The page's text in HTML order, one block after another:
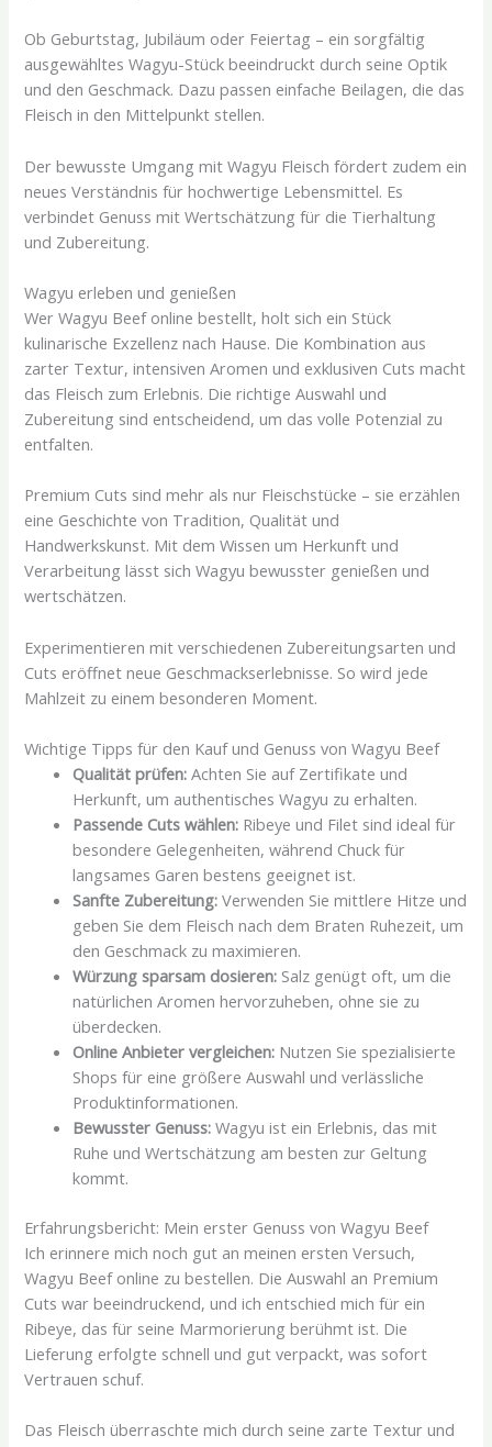
Ob Geburtstag, Jubiläum oder Feiertag – ein sorgfältig
ausgewähltes Wagyu-Stück beeindruckt durch seine Optik
und den Geschmack. Dazu passen einfache Beilagen, die das
Fleisch in den Mittelpunkt stellen.
Der bewusste Umgang mit Wagyu Fleisch fördert zudem ein
neues Verständnis für hochwertige Lebensmittel. Es
verbindet Genuss mit Wertschätzung für die Tierhaltung
und Zubereitung.
Wagyu erleben und genießen
Wer Wagyu Beef online bestellt, holt sich ein Stück
kulinarische Exzellenz nach Hause. Die Kombination aus
zarter Textur, intensiven Aromen und exklusiven Cuts macht
das Fleisch zum Erlebnis. Die richtige Auswahl und
Zubereitung sind entscheidend, um das volle Potenzial zu
entfalten.
Premium Cuts sind mehr als nur Fleischstücke – sie erzählen
eine Geschichte von Tradition, Qualität und
Handwerkskunst. Mit dem Wissen um Herkunft und
Verarbeitung lässt sich Wagyu bewusster genießen und
wertschätzen.
Experimentieren mit verschiedenen Zubereitungsarten und
Cuts eröffnet neue Geschmackserlebnisse. So wird jede
Mahlzeit zu einem besonderen Moment.
Wichtige Tipps für den Kauf und Genuss von Wagyu Beef
Qualität prüfen: Achten Sie auf Zertifikate und
Herkunft, um authentisches Wagyu zu erhalten.
Passende Cuts wählen: Ribeye und Filet sind ideal für
besondere Gelegenheiten, während Chuck für
langsames Garen bestens geeignet ist.
Sanfte Zubereitung: Verwenden Sie mittlere Hitze und
geben Sie dem Fleisch nach dem Braten Ruhezeit, um
den Geschmack zu maximieren.
Würzung sparsam dosieren: Salz genügt oft, um die
natürlichen Aromen hervorzuheben, ohne sie zu
überdecken.
Online Anbieter vergleichen: Nutzen Sie spezialisierte
Shops für eine größere Auswahl und verlässliche
Produktinformationen.
Bewusster Genuss: Wagyu ist ein Erlebnis, das mit
Ruhe und Wertschätzung am besten zur Geltung
kommt.
Erfahrungsbericht: Mein erster Genuss von Wagyu Beef
Ich erinnere mich noch gut an meinen ersten Versuch,
Wagyu Beef online zu bestellen. Die Auswahl an Premium
Cuts war beeindruckend, und ich entschied mich für ein
Ribeye, das für seine Marmorierung berühmt ist. Die
Lieferung erfolgte schnell und gut verpackt, was sofort
Vertrauen schuf.
Das Fleisch überraschte mich durch seine zarte Textur und